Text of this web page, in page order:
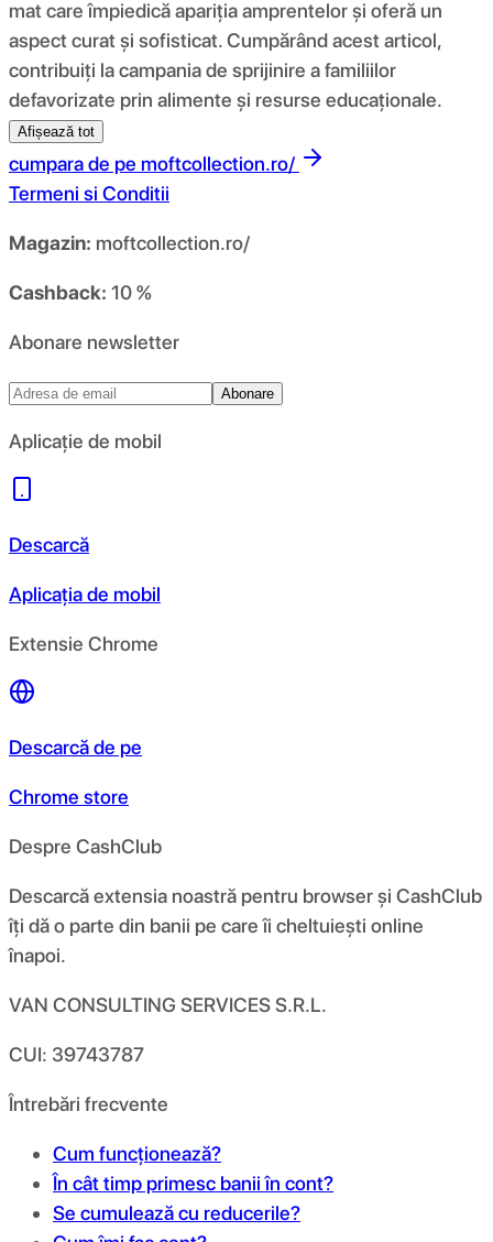
mat care împiedică apariția amprentelor și oferă un
aspect curat și sofisticat. Cumpărând acest articol,
contribuiți la campania de sprijinire a familiilor
defavorizate prin alimente și resurse educaționale.
Afișează tot
cumpara de pe moftcollection.ro/
Termeni si Conditii
Magazin: moftcollection.ro/
Cashback: 10 %
Abonare newsletter
Abonare
Aplicație de mobil
Descarcă
Aplicația de mobil
Extensie Chrome
Descarcă de pe
Chrome store
Despre CashClub
Descarcă extensia noastră pentru browser și CashClub
îți dă o parte din banii pe care îi cheltuiești online
înapoi.
VAN CONSULTING SERVICES S.R.L.
CUI: 39743787
Întrebări frecvente
Cum funcționează?
În cât timp primesc banii în cont?
Se cumulează cu reducerile?